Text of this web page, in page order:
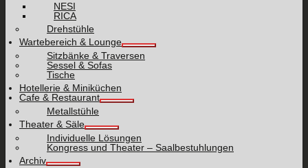
NESI
RICA
Drehstühle
Wartebereich & Lounge
Sitzbänke & Traversen
Sessel & Sofas
Tische
Hotellerie & Miniküchen
Cafe & Restaurant
Metallstühle
Theater & Säle
Individuelle Lösungen
Kongress und Theater – Saalbestuhlungen
Archiv